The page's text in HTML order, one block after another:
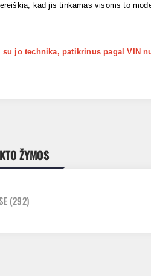
kad jis tinkamas visoms to
jo technika, patikrinus pagal VIN
ŽYMOS
(292)